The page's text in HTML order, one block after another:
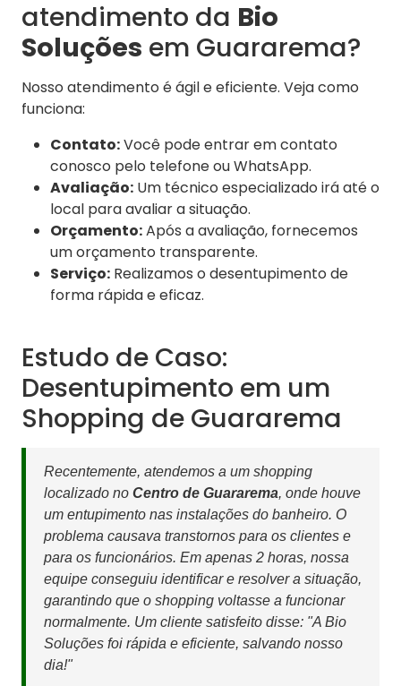
atendimento da Bio
Soluções em Guararema?
Nosso atendimento é ágil e eficiente. Veja como
funciona:
Contato:Você pode entrar em contato
conosco pelo telefone ou WhatsApp.
Avaliação: Um técnico especializado irá até o
local para avaliar a situação.
Orçamento:Após a avaliação, fornecemos
um orçamento transparente.
Serviço: Realizamos o desentupimento de
forma rápida e eficaz.
Estudo de Caso:
Desentupimento em um
Shopping de Guararema
Recentemente, atendemos a um shopping
localizado no Centro de Guararema, onde houve
um entupimento nas instalações do banheiro. O
problema causava transtornos para os clientes e
para os funcionários. Em apenas 2 horas, nossa
equipe conseguiu identificar e resolver a situação,
garantindo que o shopping voltasse a funcionar
normalmente. Um cliente satisfeito disse: "A Bio
Soluções foi rápida e eficiente, salvando nosso
dia!"